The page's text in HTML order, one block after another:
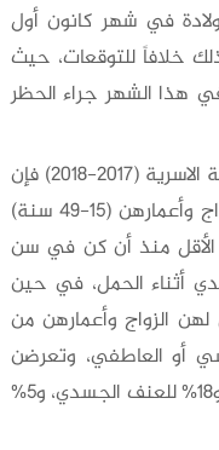
شهر كانون أول عام 2019 إلى 12946 ولادة في شهر كانون أول
انخفاض بلغت 10.8%، وذلك خلافاً للتوقعات، حيث
هذا الشهر جراء الحظر
وبينت أنه وبحسب مسح السكان والصحة الاسرية (2017-2018) فإن
21% من السيدات اللاتي سبق لهن الزواج وأعمارهن (15-49 سنة)
منذ أن كن في سن
جسدي أثناء الحمل، في حين
لهن الزواج وأعمارهن من
أو العاطفي، وتعرضن
21% من السيدات إلى العنف العاطفي، و18% للعنف الجسدي، و5%